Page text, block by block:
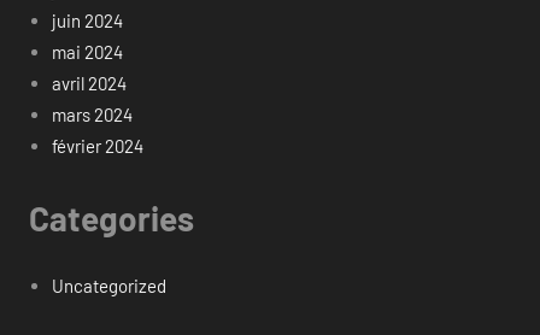
juin 2024
mai 2024
avril 2024
mars 2024
février 2024
Categories
Uncategorized